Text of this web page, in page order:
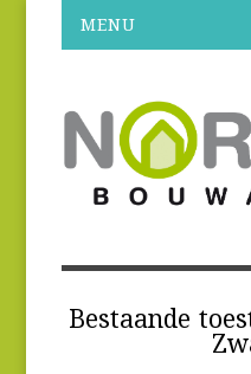
MENU
Bestaande